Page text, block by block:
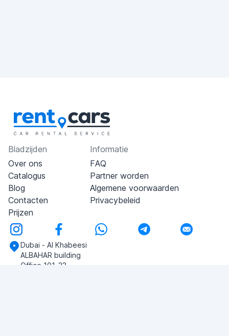
Bladzijden
Over ons
Catalogus
Blog
Contacten
Prijzen
Informatie
FAQ
Partner worden
Algemene voorwaarden
Privacybeleid
Dubai - Al Khabeesi
ALBAHAR building
Office 101-33